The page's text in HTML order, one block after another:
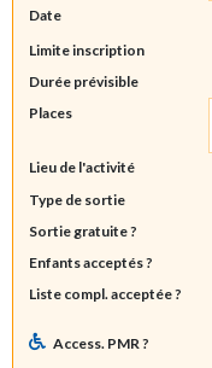
Date
Limite inscription
Durée prévisible
Places
Lieu de l'activité
Type de sortie
Sortie gratuite ?
Enfants acceptés ?
Liste compl. acceptée ?
Access. PMR ?